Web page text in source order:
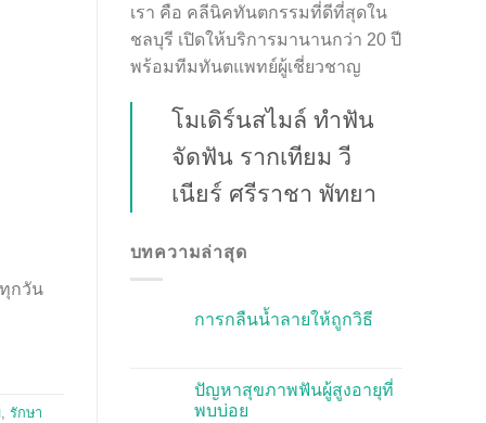
กวัน
รักษา
เรา คือ คลีนิคทันตกรรมที่ดีที่สุดใน
ชลบุรี เปิดให้บริการมานานกว่า 20 ปี
พร้อมทีมทันตแพทย์ผู้เชี่ยวชาญ
โมเดิร์นสไมล์ ทำฟัน
จัดฟัน รากเทียม วี
เนียร์ ศรีราชา พัทยา
บทความล่าสุด
การกลืนน้ำลายให้ถูกวิธี
ปัญหาสุขภาพฟันผู้สูงอายุที่
พบบ่อย